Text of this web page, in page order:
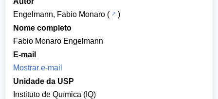
Engelmann, Fabio Monaro (
)
Nome completo
Fabio Monaro Engelmann
E-mail
Mostrar e-mail
Unidade da USP
Instituto de Química (IQ)